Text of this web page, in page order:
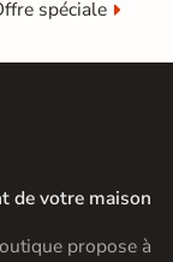
spéciale
de votre maison
propose à